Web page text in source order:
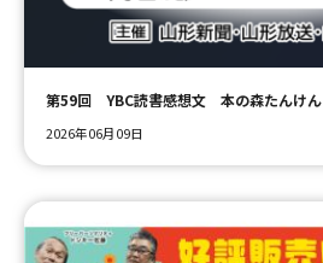
第59回 YBC読書感想文 本の森たんけん
2026年06月09日